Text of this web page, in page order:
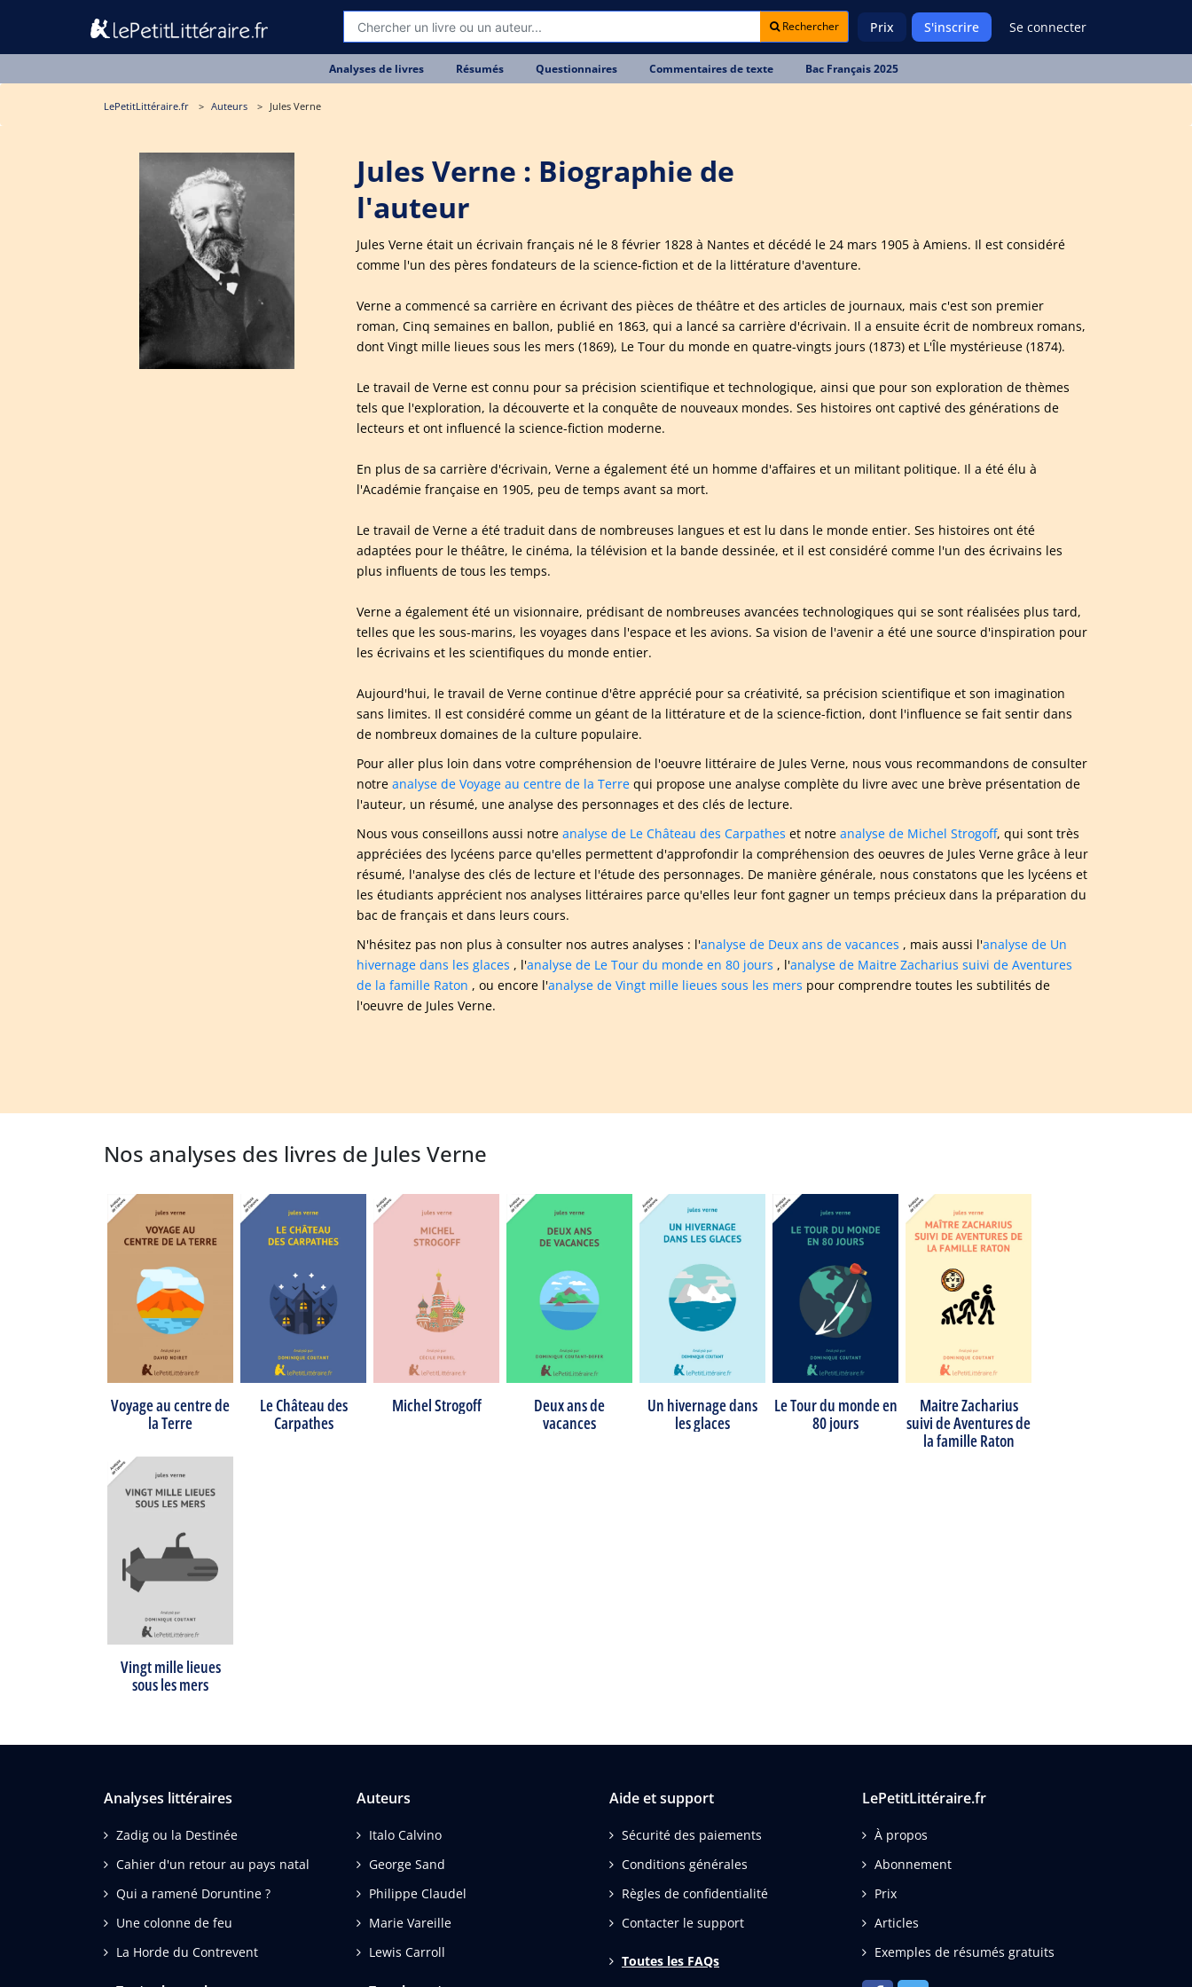
Rechercher Prix S'inscrire Se connecter
Analyses de livres Résumés Questionnaires Commentaires de texte Bac Français 2025
LePetitLittéraire.fr Auteurs Jules Verne
Jules Verne : Biographie de
l'auteur
Jules Verne était un écrivain français né le 8 février 1828 à Nantes et décédé le 24 mars 1905 à Amiens. Il est considéré
comme l'un des pères fondateurs de la science-fiction et de la littérature d'aventure.
Verne a commencé sa carrière en écrivant des pièces de théâtre et des articles de journaux, mais c'est son premier
roman, Cinq semaines en ballon, publié en 1863, qui a lancé sa carrière d'écrivain. Il a ensuite écrit de nombreux romans,
dont Vingt mille lieues sous les mers (1869), Le Tour du monde en quatre-vingts jours (1873) et L'Île mystérieuse (1874).
Le travail de Verne est connu pour sa précision scientifique et technologique, ainsi que pour son exploration de thèmes
tels que l'exploration, la découverte et la conquête de nouveaux mondes. Ses histoires ont captivé des générations de
lecteurs et ont influencé la science-fiction moderne.
En plus de sa carrière d'écrivain, Verne a également été un homme d'affaires et un militant politique. Il a été élu à
l'Académie française en 1905, peu de temps avant sa mort.
Le travail de Verne a été traduit dans de nombreuses langues et est lu dans le monde entier. Ses histoires ont été
adaptées pour le théâtre, le cinéma, la télévision et la bande dessinée, et il est considéré comme l'un des écrivains les
plus influents de tous les temps.
Verne a également été un visionnaire, prédisant de nombreuses avancées technologiques qui se sont réalisées plus tard,
telles que les sous-marins, les voyages dans l'espace et les avions. Sa vision de l'avenir a été une source d'inspiration pour
les écrivains et les scientifiques du monde entier.
Aujourd'hui, le travail de Verne continue d'être apprécié pour sa créativité, sa précision scientifique et son imagination
sans limites. Il est considéré comme un géant de la littérature et de la science-fiction, dont l'influence se fait sentir dans
de nombreux domaines de la culture populaire.
Pour aller plus loin dans votre compréhension de l'oeuvre littéraire de Jules Verne, nous vous recommandons de consulter
notre analyse de Voyage au centre de la Terre qui propose une analyse complète du livre avec une brève présentation de
l'auteur, un résumé, une analyse des personnages et des clés de lecture.
Nous vous conseillons aussi notre analyse de Le Château des Carpathes et notre analyse de Michel Strogoff, qui sont très
appréciées des lycéens parce qu'elles permettent d'approfondir la compréhension des oeuvres de Jules Verne grâce à leur
résumé, l'analyse des clés de lecture et l'étude des personnages. De manière générale, nous constatons que les lycéens et
les étudiants apprécient nos analyses littéraires parce qu'elles leur font gagner un temps précieux dans la préparation du
bac de français et dans leurs cours.
N'hésitez pas non plus à consulter nos autres analyses : l'analyse de Deux ans de vacances , mais aussi l'analyse de Un
hivernage dans les glaces , l'analyse de Le Tour du monde en 80 jours , l'analyse de Maitre Zacharius suivi de Aventures
de la famille Raton , ou encore l'analyse de Vingt mille lieues sous les mers pour comprendre toutes les subtilités de
l'oeuvre de Jules Verne.
Nos analyses des livres de Jules Verne
Voyage au centre de
la Terre
Le Château des
Carpathes
Michel Strogoff
Deux ans de
vacances
Un hivernage dans
les glaces
Le Tour du monde en
80 jours
Maitre Zacharius
suivi de Aventures de
la famille Raton
Vingt mille lieues
sous les mers
Analyses littéraires
Zadig ou la Destinée
Cahier d'un retour au pays natal
Qui a ramené Doruntine ?
Une colonne de feu
La Horde du Contrevent
Auteurs
Italo Calvino
George Sand
Philippe Claudel
Marie Vareille
Lewis Carroll
Aide et support
Sécurité des paiements
Conditions générales
Règles de confidentialité
Contacter le support
Toutes les FAQs
LePetitLittéraire.fr
À propos
Abonnement
Prix
Articles
Exemples de résumés gratuits